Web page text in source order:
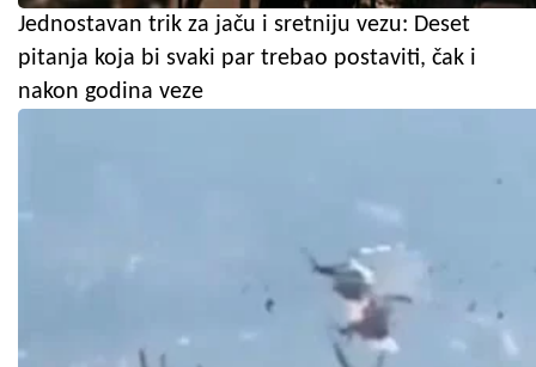
Jednostavan trik za jaču i sretniju vezu: Deset
pitanja koja bi svaki par trebao postaviti, čak i
nakon godina veze